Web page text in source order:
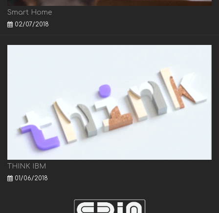
Smart Home
02/07/2018
THINK IBM
01/06/2018